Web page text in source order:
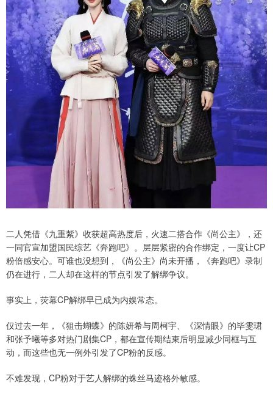
二人凭借《九重紫》收获超高热度后，火速二搭合作《尚公主》，还
一同官宣加盟国民综艺《奔跑吧》。层层紧密的合作绑定，一度让CP
粉倍感安心。可谁也没想到，《尚公主》尚未开播，《奔跑吧》录制
仍在进行，二人却在这样的节点引发了解绑争议。
事实上，荧幕CP解绑早已成为内娱常态。
仅过去一年，《狙击蝴蝶》的陈妍希与周柯宇、《深情眼》的毕雯珺
和张予曦等多对热门剧集CP，都在宣传期结束后明显减少同框与互
动，而这些也无一例外引发了CP粉的反感。
不难发现，CP粉对于艺人解绑的蛛丝马迹格外敏感。